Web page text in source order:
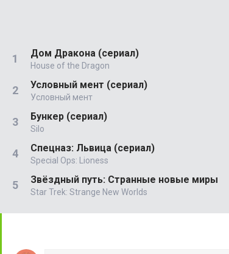
Дом Дракона (сериал)
House of the Dragon
Условный мент (сериал)
Условный мент
Бункер (сериал)
Silo
Спецназ: Львица (сериал)
Special Ops: Lioness
Звёздный путь: Странные новые миры
Star Trek: Strange New Worlds